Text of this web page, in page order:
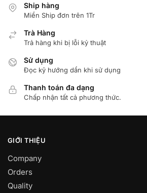
Ship hàng
Miển Ship đơn trên 1Tr
Trà Hàng
Trả hàng khi bị lỗi kỷ thuật
Sử dụng
Đọc kỹ hướng dẩn khi sử dụng
Thanh toán đa dạng
Chấp nhận tất cả phương thức.
GIỚI THIỆU
Company
Orders
Quality